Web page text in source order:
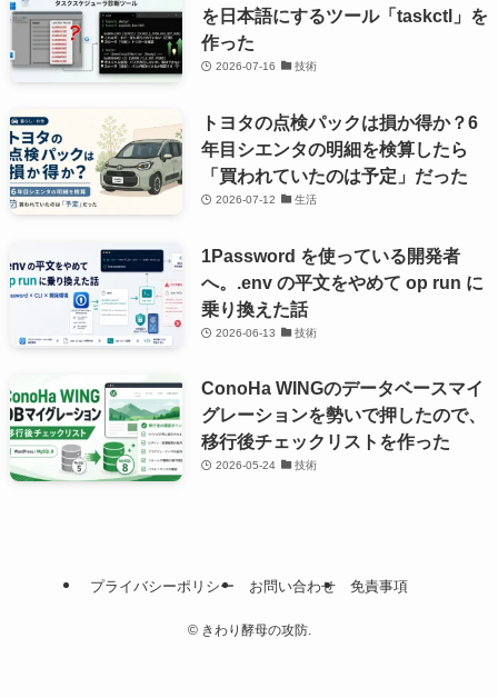
を日本語にするツール「taskctl」を
作った
2026-07-16 技術
トヨタの点検パックは損か得か？6
年目シエンタの明細を検算したら
「買われていたのは予定」だった
2026-07-12 生活
1Password を使っている開発者
へ。.env の平文をやめて op run に
乗り換えた話
2026-06-13 技術
ConoHa WINGのデータベースマイ
グレーションを勢いで押したので、
移行後チェックリストを作った
2026-05-24 技術
プライバシーポリシー お問い合わせ 免責事項
©きわり酵母の攻防.